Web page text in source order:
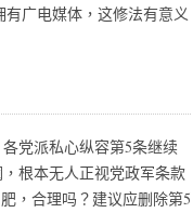
广电媒体，这修法有意义
党派私心纵容第5条继续
根本无人正视党政军条款
，合理吗？建议应删除第5